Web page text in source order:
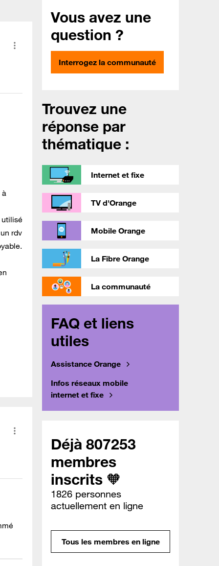
à
utilisé
rdv
Vous avez une
question ?
Interrogez la communauté
Trouvez une
réponse par
thématique :
Internet et fixe
TV d'Orange
Mobile Orange
La Fibre Orange
La communauté
FAQ et liens
utiles
Assistance Orange
Infos réseaux mobile
internet et fixe
Déjà 807253
membres
inscrits 🧡
1826 personnes
actuellement en ligne
Tous les membres en ligne